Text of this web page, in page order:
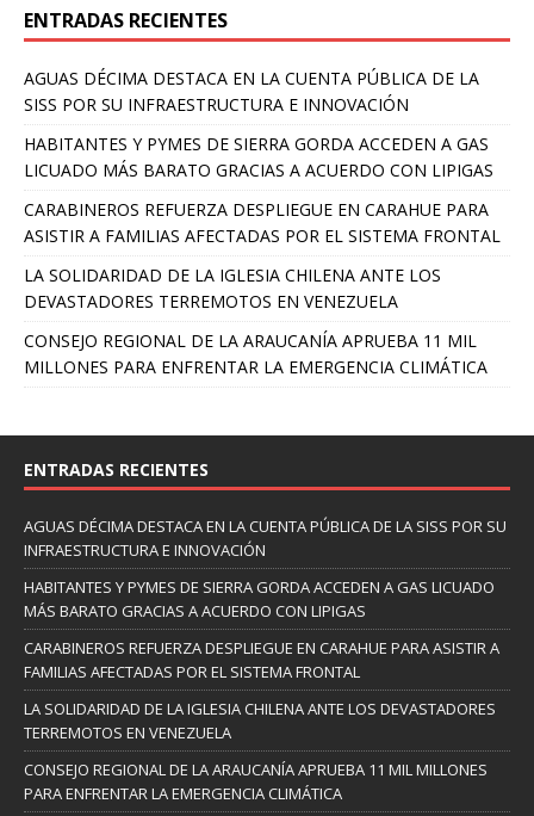
ENTRADAS RECIENTES
AGUAS DÉCIMA DESTACA EN LA CUENTA PÚBLICA DE LA
SISS POR SU INFRAESTRUCTURA E INNOVACIÓN
HABITANTES Y PYMES DE SIERRA GORDA ACCEDEN A GAS
LICUADO MÁS BARATO GRACIAS A ACUERDO CON LIPIGAS
CARABINEROS REFUERZA DESPLIEGUE EN CARAHUE PARA
ASISTIR A FAMILIAS AFECTADAS POR EL SISTEMA FRONTAL
LA SOLIDARIDAD DE LA IGLESIA CHILENA ANTE LOS
DEVASTADORES TERREMOTOS EN VENEZUELA
CONSEJO REGIONAL DE LA ARAUCANÍA APRUEBA 11 MIL
MILLONES PARA ENFRENTAR LA EMERGENCIA CLIMÁTICA
ENTRADAS RECIENTES
AGUAS DÉCIMA DESTACA EN LA CUENTA PÚBLICA DE LA SISS POR SU
INFRAESTRUCTURA E INNOVACIÓN
HABITANTES Y PYMES DE SIERRA GORDA ACCEDEN A GAS LICUADO
MÁS BARATO GRACIAS A ACUERDO CON LIPIGAS
CARABINEROS REFUERZA DESPLIEGUE EN CARAHUE PARA ASISTIR A
FAMILIAS AFECTADAS POR EL SISTEMA FRONTAL
LA SOLIDARIDAD DE LA IGLESIA CHILENA ANTE LOS DEVASTADORES
TERREMOTOS EN VENEZUELA
CONSEJO REGIONAL DE LA ARAUCANÍA APRUEBA 11 MIL MILLONES
PARA ENFRENTAR LA EMERGENCIA CLIMÁTICA